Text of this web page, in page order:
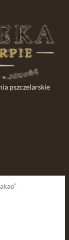
pszczelarskie